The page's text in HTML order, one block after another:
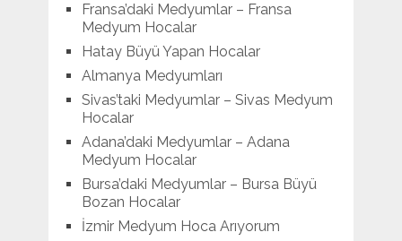
Fransa’daki Medyumlar – Fransa
Medyum Hocalar
Hatay Büyü Yapan Hocalar
Almanya Medyumları
Sivas’taki Medyumlar – Sivas Medyum
Hocalar
Adana’daki Medyumlar – Adana
Medyum Hocalar
Bursa’daki Medyumlar – Bursa Büyü
Bozan Hocalar
İzmir Medyum Hoca Arıyorum